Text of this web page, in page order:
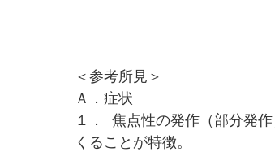
＜参考所見＞
Ａ．症状
１． 焦点性の発作（部分発
くることが特徴。